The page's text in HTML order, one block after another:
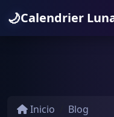
🌙Calendrier
Inicio
Blog